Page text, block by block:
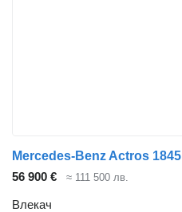
Mercedes-Benz Actros 1845
56 900 €
≈ 111 500 лв.
Влекач